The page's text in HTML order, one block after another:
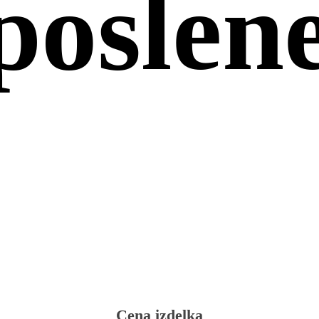
Cena izdelka